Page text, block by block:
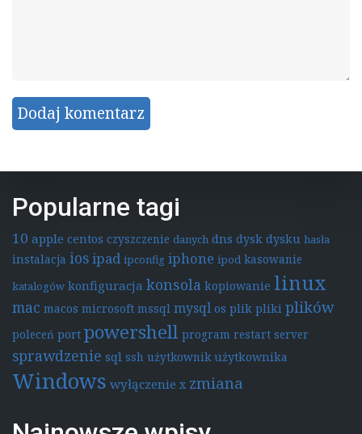
Popularne tagi
10 apple centos czyszczenie danych dns dysk dysku hasła
instalacja iosipad ipconfig iphone ipod kasowanie
katalogów konfiguracja konsola kopiowanie linux
mac macos microsoft mssql mysql os plik pliki plików
poleceń port powershell program restart server
sprawdzenie sql ssh użytkownik użytkownika
Windows wyłączenie x zmiana